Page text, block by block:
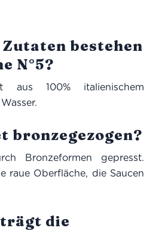
bestehen
N°5?
aus 100% italienischem
bronzegezogen?
Bronzeformen gepresst.
raue Oberfläche, die Saucen
die